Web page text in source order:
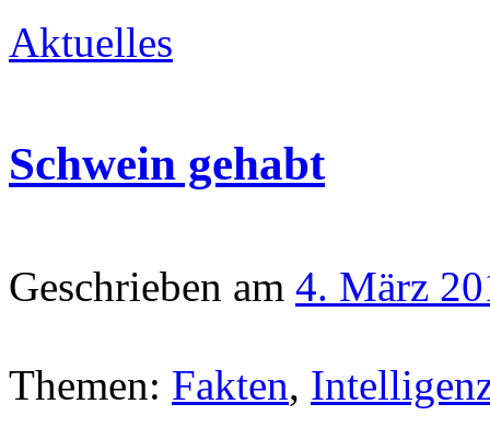
Aktuelles
Schwein gehabt
Geschrieben am 4. März
Themen: Fakten,